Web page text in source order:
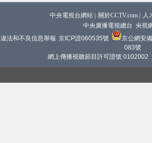
中央電視台網站 關於CCTV.com
人
中央廣播電視總台 央視
違法和不良信息舉報 京ICP證060535號
京公網安
083號
網上傳播視聽節目許可證號 0102002